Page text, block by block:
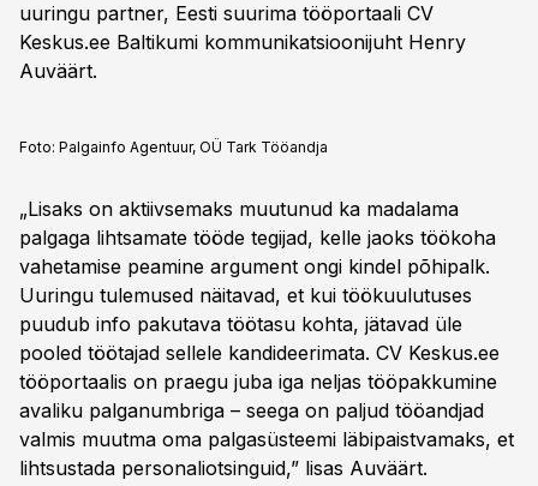
uuringu partner, Eesti suurima tööportaali CV
Keskus.ee Baltikumi kommunikatsioonijuht Henry
Auväärt.
Foto: Palgainfo Agentuur, OÜ Tark Tööandja
„Lisaks on aktiivsemaks muutunud ka madalama
palgaga lihtsamate tööde tegijad, kelle jaoks töökoha
vahetamise peamine argument ongi kindel põhipalk.
Uuringu tulemused näitavad, et kui töökuulutuses
puudub info pakutava töötasu kohta, jätavad üle
pooled töötajad sellele kandideerimata. CV Keskus.ee
tööportaalis on praegu juba iga neljas tööpakkumine
avaliku palganumbriga – seega on paljud tööandjad
valmis muutma oma palgasüsteemi läbipaistvamaks, et
lihtsustada personaliotsinguid,” lisas Auväärt.